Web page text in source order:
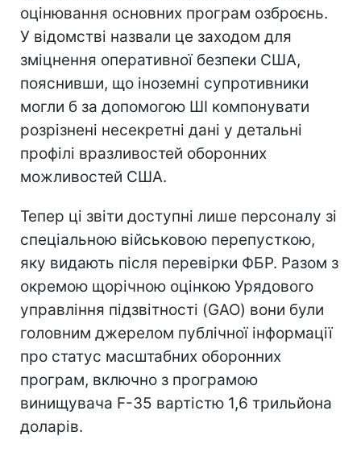
оцінювання основних програм озброєнь.
У відомстві назвали це заходом для
зміцнення оперативної безпеки США,
пояснивши, що іноземні супротивники
могли б за допомогою ШІ компонувати
розрізнені несекретні дані у детальні
профілі вразливостей оборонних
можливостей США.
Тепер ці звіти доступні лише персоналу зі
спеціальною військовою перепусткою,
яку видають після перевірки ФБР. Разом з
окремою щорічною оцінкою Урядового
управління підзвітності (GAO) вони були
головним джерелом публічної інформації
про статус масштабних оборонних
програм, включно з програмою
винищувача F-35 вартістю 1,6 трильйона
доларів.